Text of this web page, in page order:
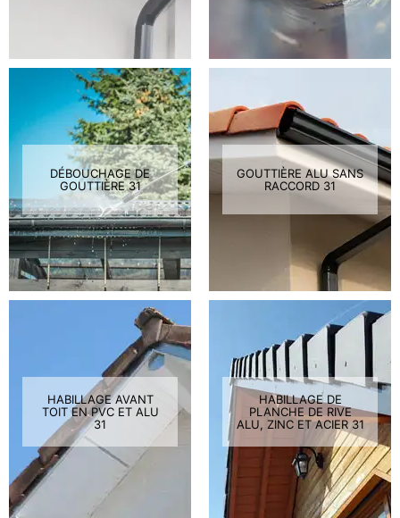
DÉBOUCHAGE DE
GOUTTIÈRE 31
GOUTTIÈRE ALU SANS
RACCORD 31
HABILLAGE AVANT
TOIT EN PVC ET ALU
31
HABILLAGE DE
PLANCHE DE RIVE
ALU, ZINC ET ACIER 31